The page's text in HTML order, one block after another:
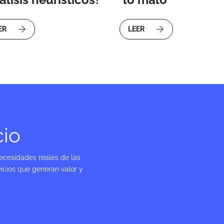
LEER
reales de las
que generan valor y